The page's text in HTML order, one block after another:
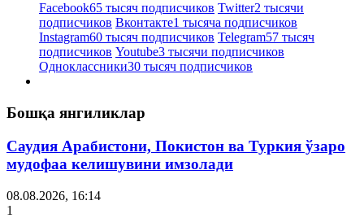
Facebook65 тысяч подписчиков Twitter2 тысячи
подписчиков Вконтакте1 тысяча подписчиков
Instagram60 тысяч подписчиков Telegram57 тысяч
подписчиков Youtube3 тысячи подписчиков
Одноклассники30 тысяч подписчиков
Бошқа янгиликлар
Саудия Арабистони, Покистон ва Туркия ўзаро
мудофаа келишувини имзолади
08.08.2026, 16:14
1